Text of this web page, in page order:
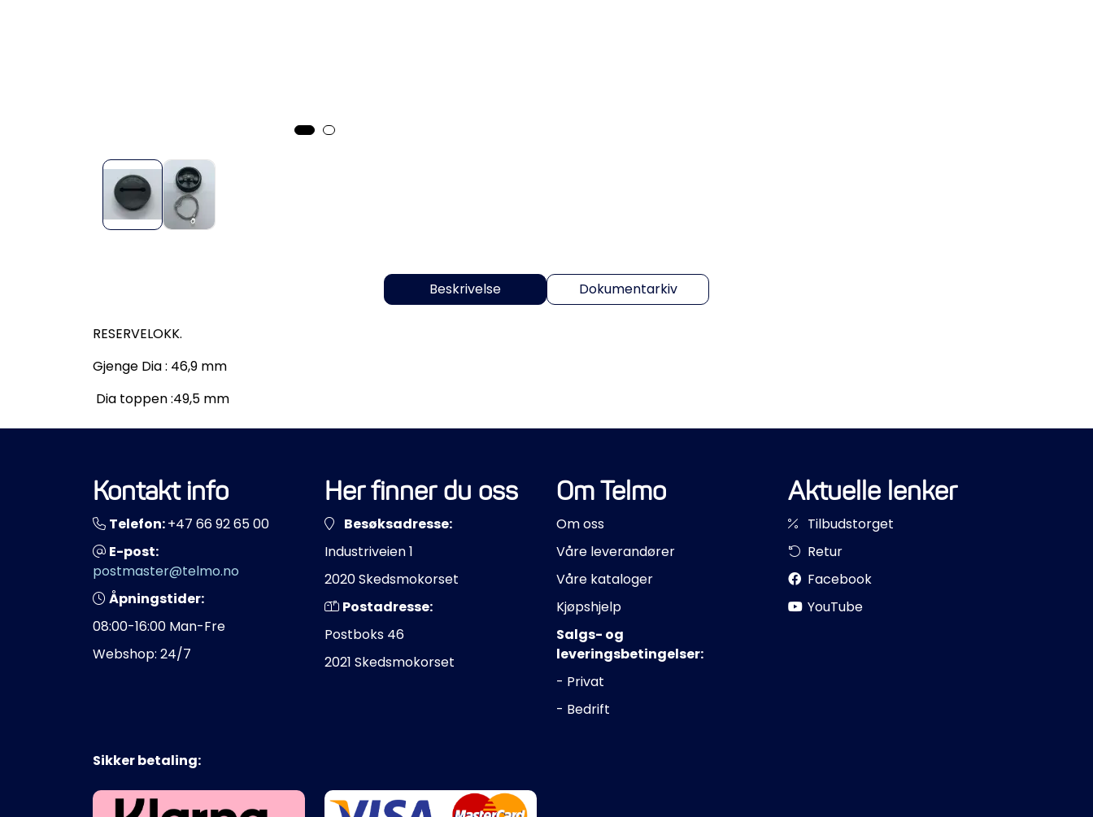
Beskrivelse Dokumentarkiv
RESERVELOKK.
Gjenge Dia : 46,9 mm
Dia toppen :49,5 mm
Kontakt info
Telefon:+47 66 92 65 00
E-post:
postmaster@telmo.no
Åpningstider:
08:00-16:00 Man-Fre
Webshop: 24/7
Her finner du oss
Besøksadresse:
Industriveien 1
2020 Skedsmokorset
Postadresse:
Postboks 46
2021 Skedsmokorset
Om Telmo
Om oss
Våre leverandører
Våre kataloger
Kjøpshjelp
Salgs- og
leveringsbetingelser:
- Privat
- Bedrift
Aktuelle lenker
Tilbudstorget
Retur
Facebook
YouTube
Sikker betaling: